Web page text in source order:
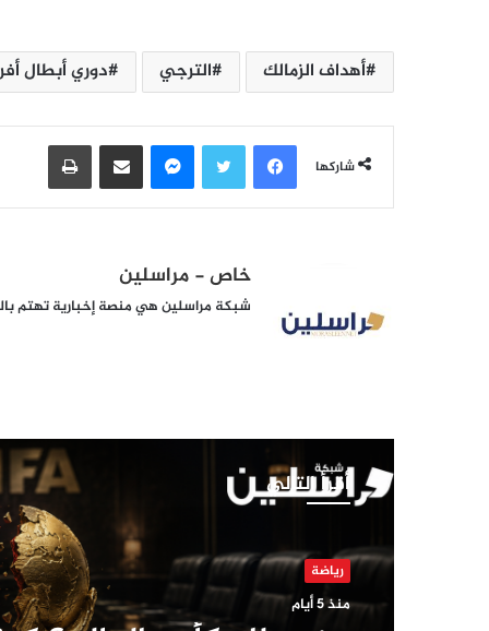
أهداف الزمالك الترجي دوري أبطال
شاركها
فيسبوكتويتر ماسنجر مشاركة عبر البريد طباعة
خاص - مراسلين
شبكة مراسلين هي منصة إخبارية تهتم
أقرأ التالي
رياضة
أخبار
منذ أسبوع واحد